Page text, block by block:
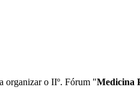
organizar o IIº. Fórum "Medicina